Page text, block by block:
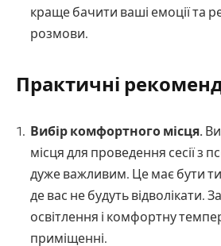
краще бачити ваші емоції та
розмови.
Практичні
Вибір комфортного місця.
місця для проведення сесії з
дуже важливим. Це має бути
де вас не будуть відволікати.
освітлення і комфортну
приміщенні.